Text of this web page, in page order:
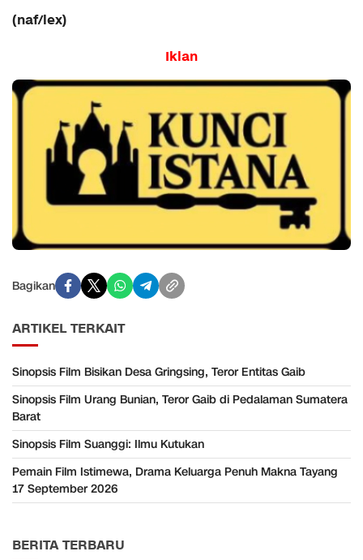
(naf/lex)
Iklan
Bagikan
ARTIKEL TERKAIT
Sinopsis Film Bisikan Desa Gringsing, Teror Entitas Gaib
Sinopsis Film Urang Bunian, Teror Gaib di Pedalaman Sumatera
Barat
Sinopsis Film Suanggi: Ilmu Kutukan
Pemain Film Istimewa, Drama Keluarga Penuh Makna Tayang
17 September 2026
BERITA TERBARU